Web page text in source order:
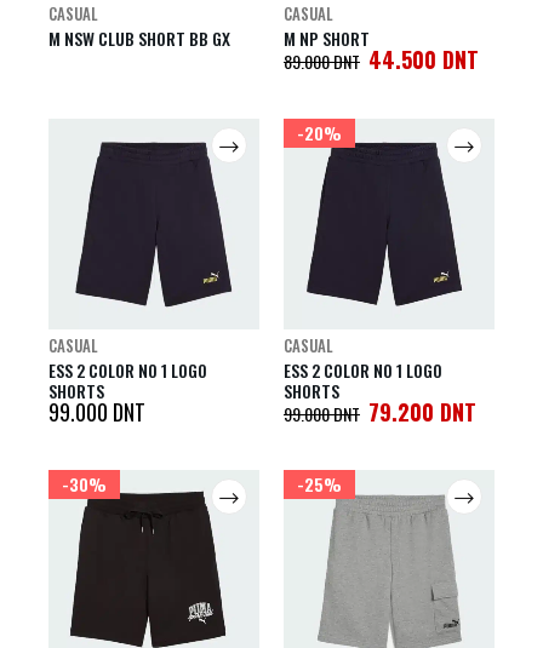
CASUAL
M NSW CLUB SHORT BB GX
CASUAL
M NP SHORT
89.000DNT 44.500 DNT
CASUAL
ESS 2 COLOR NO 1 LOGO
SHORTS
99.000 DNT
-20%
CASUAL
ESS 2 COLOR NO 1 LOGO
SHORTS
99.000DNT 79.200 DNT
-30% -25%